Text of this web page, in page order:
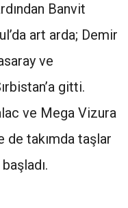
Banvit
art arda; Demir
ve
gitti.
ve Mega Vizura
de takımda taşlar